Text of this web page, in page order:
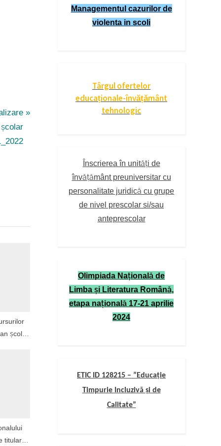
școlar
titular în
Managementul cazurilor de
violenta in scoli
Târgul ofertelor
educaționale-învățământ
tehnologic
Înscrierea în unități de
învățământ preuniversitar cu
personalitate juridică cu grupe
de nivel prescolar si/sau
anteprescolar
Olimpiada Naţională de
Limba şi Literatura Română,
etapa naţională 17-21 aprilie
2024
ETIC ID 128215 – ”Educație
Timpurie Incluzivă și de
Calitate”